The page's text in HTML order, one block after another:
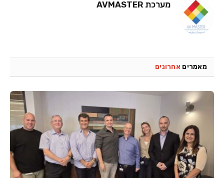
מערכת AVMASTER
מאמרים אחרונים